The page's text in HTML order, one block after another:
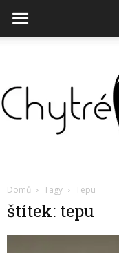
Domů Tagy Tepu
štítek: tepu